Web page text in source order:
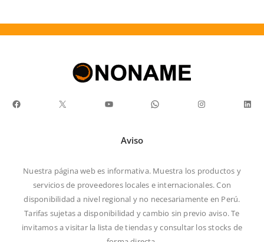
Facebook X YouTube WhatsApp Instagram
Aviso
Nuestra página web es informativa. Muestra los productos y
servicios de proveedores locales e internacionales. Con
disponibilidad a nivel regional y no necesariamente en Perú.
Tarifas sujetas a disponibilidad y cambio sin previo aviso. Te
invitamos a visitar la lista de tiendasy consultar los stocks de